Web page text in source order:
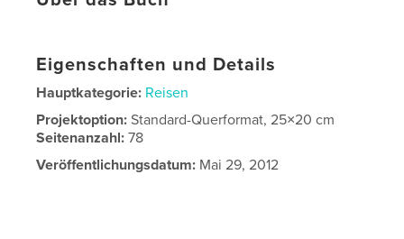
Eigenschaften und Details
Hauptkategorie: Reisen
Projektoption:Standard-Querformat, 25×20 cm
Seitenanzahl:78
Veröffentlichungsdatum: Mai 29, 2012